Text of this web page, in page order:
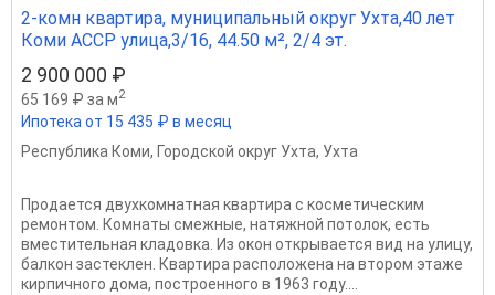
2-комн квартира, муниципальный округ Ухта,40 лет
Коми АССР улица,3/16, 44.50 м², 2/4 эт.
2 900 000 ₽
65 169 ₽ за м2
Ипотека от 15 435 ₽ в месяц
Республика Коми, Городской округ Ухта, Ухта
Продается двухкомнатная квартира с косметическим
ремонтом. Комнаты смежные, натяжной потолок, есть
вместительная кладовка. Из окон открывается вид на улицу,
балкон застеклен. Квартира расположена на втором этаже
кирпичного дома, построенного в 1963 году....